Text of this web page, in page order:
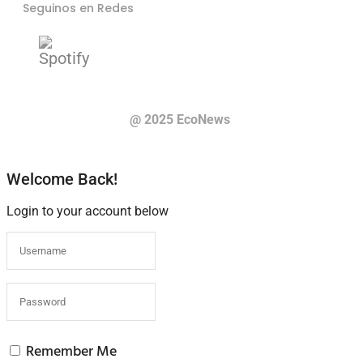
Seguinos en Redes
@ 2025 EcoNews
Welcome Back!
Login to your account below
Remember Me